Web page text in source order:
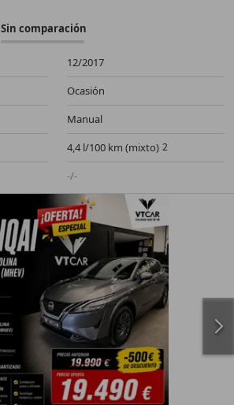
Sin comparación
12/2017
Ocasión
Manual
4,4 l/100 km (mixto)
-/-